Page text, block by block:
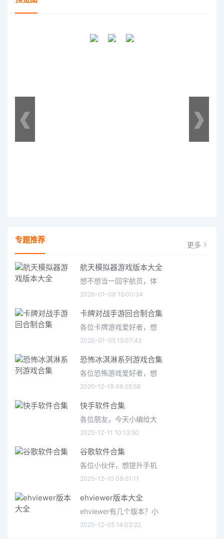
专题推荐 更多
航天模拟器游戏版本大全
想不想当一回宇航员，体
2026-01-08 15:00:34
卡牌对战手游回合制合集
各位卡牌游戏爱好者，想
2026-01-05 15:07:43
恐怖冰淇淋系列游戏合集
各位恐怖游戏爱好者，想
2025-12-19 09:55:58
快手软件合集
各位朋友，今天小编给大
2025-12-11 10:13:50
谷歌软件合集
各位小伙伴，想提升手机
2025-12-10 09:51:11
ehviewer版本大全
ehviewer有几个版本？小
2025-12-05 14:03:22